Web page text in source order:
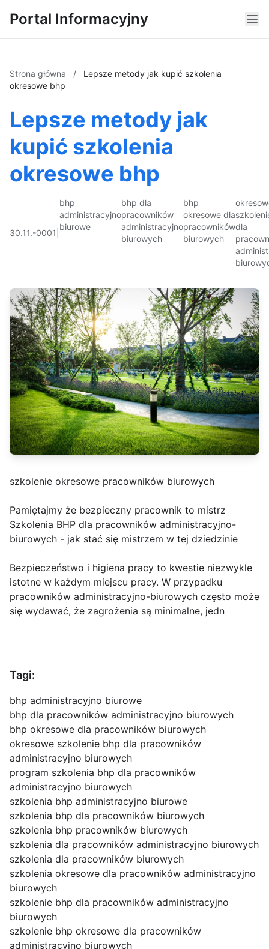
Portal Informacyjny
Strona główna /
Lepsze metody jak kupić szkolenia
okresowe bhp
Lepsze metody jak
kupić szkolenia
okresowe bhp
30.11.-0001
bhp
administracyjno
biurowe
bhp dla
pracowników
administracyjno
biurowych
bhp
okresowe dla
pracowników
biurowych
dla
szkolenie okresowe pracowników biurowych
Pamiętajmy że bezpieczny pracownik to mistrz
Szkolenia BHP dla pracowników administracyjno-
biurowych - jak stać się mistrzem w tej dziedzinie
Bezpieczeństwo i higiena pracy to kwestie niezwykle
istotne w każdym miejscu pracy. W przypadku
pracowników administracyjno-biurowych często może
się wydawać, że zagrożenia są minimalne, jedn
Tagi:
bhp administracyjno biurowe
bhp dla pracowników administracyjno biurowych
bhp okresowe dla pracowników biurowych
okresowe szkolenie bhp dla pracowników
administracyjno biurowych
program szkolenia bhp dla pracowników
administracyjno biurowych
szkolenia bhp administracyjno biurowe
szkolenia bhp dla pracowników biurowych
szkolenia bhp pracowników biurowych
szkolenia dla pracowników administracyjno biurowych
szkolenia dla pracowników biurowych
szkolenia okresowe dla pracowników administracyjno
biurowych
szkolenie bhp dla pracowników administracyjno
biurowych
szkolenie bhp okresowe dla pracowników
administracyjno biurowych